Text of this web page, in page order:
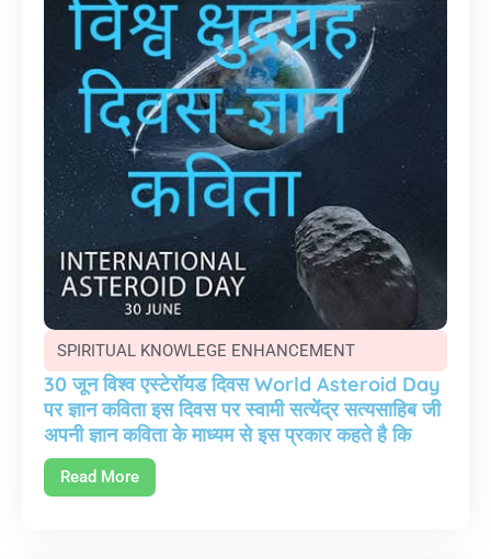
SPIRITUAL KNOWLEGE ENHANCEMENT
30 जून विश्व एस्टेरॉयड दिवस World Asteroid Day
पर ज्ञान कविता इस दिवस पर स्वामी सत्येंद्र सत्यसाहिब जी
अपनी ज्ञान कविता के माध्यम से इस प्रकार कहते है कि
Read More